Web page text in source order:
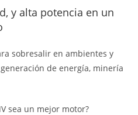
y alta potencia en un
sobresalir en ambientes y
de energía, minería
sea un mejor motor?